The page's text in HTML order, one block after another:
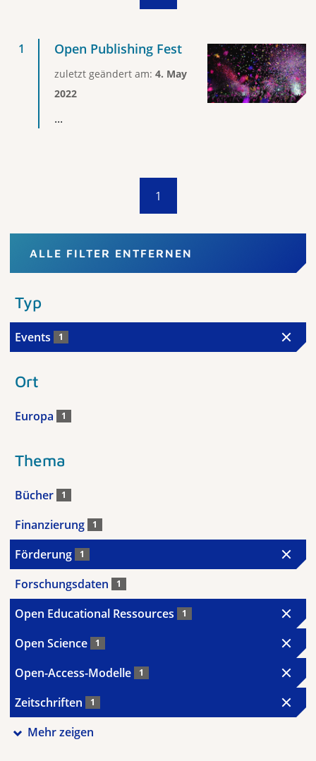
Open Publishing Fest
zuletzt geändert am: 4. May
2022
...
1
ALLE FILTER ENTFERNEN
Typ
Events 1
Ort
Europa 1
Thema
Bücher 1
Finanzierung 1
Förderung 1
Forschungsdaten 1
Open Educational Ressources 1
Open Science 1
Open-Access-Modelle 1
Zeitschriften 1
Mehr zeigen